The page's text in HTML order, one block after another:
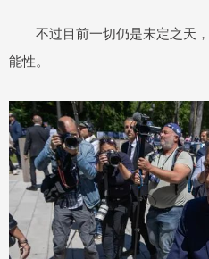
不过目前一切仍是未定之天，
能性。